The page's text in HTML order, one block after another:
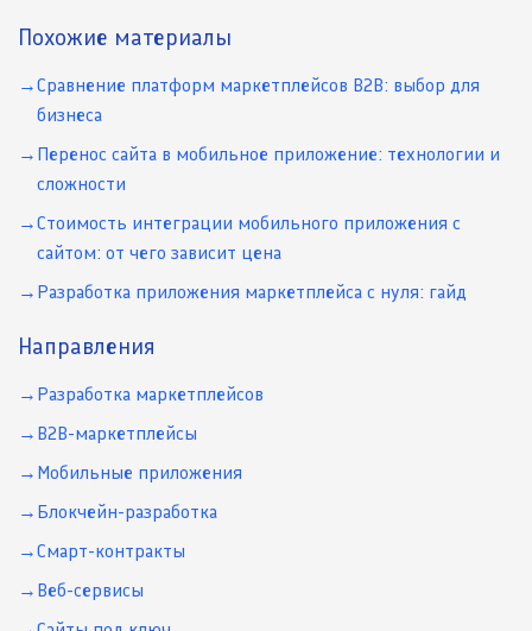
Похожие материалы
Сравнение платформ маркетплейсов B2B: выбор для
бизнеса
Перенос сайта в мобильное приложение: технологии и
сложности
Стоимость интеграции мобильного приложения с
сайтом: от чего зависит цена
Разработка приложения маркетплейса с нуля: гайд
Направления
Разработка маркетплейсов
B2B-маркетплейсы
Мобильные приложения
Блокчейн-разработка
Смарт-контракты
Веб-сервисы